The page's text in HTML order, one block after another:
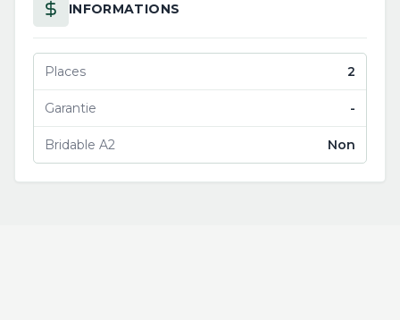
INFORMATIONS
Places 2
Garantie -
Bridable A2 Non